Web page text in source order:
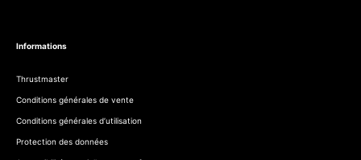
Informations
Thrustmaster
Conditions générales de vente
Conditions générales d’utilisation
Protection des données